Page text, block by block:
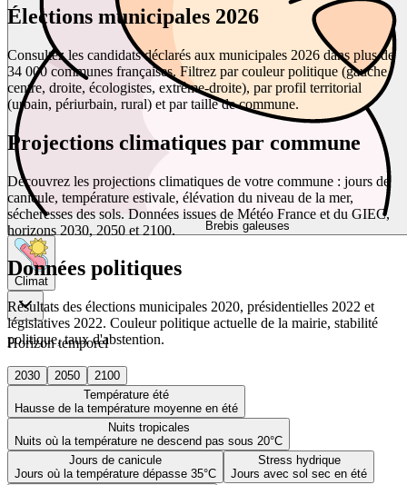
Brebis galeuses
Climat
Horizon temporel
2030 2050
2100
Température été
Hausse de la température moyenne en été
Nuits tropicales
Nuits où la température ne descend pas sous 20°C
Jours de canicule
Jours où la température dépasse 35°C
Stress hydrique
Jours avec sol sec en été
Élections municipales 2026
Consultez les candidats déclarés aux municipales 2026 dans plus de
34 000 communes françaises. Filtrez par couleur politique (gauche,
centre, droite, écologistes, extrême-droite), par profil territorial
(urbain, périurbain, rural) et par taille de commune.
Projections climatiques par commune
Découvrez les projections climatiques de votre commune : jours de
canicule, température estivale, élévation du niveau de la mer,
sécheresses des sols. Données issues de Météo France et du GIEC,
horizons 2030, 2050 et 2100.
Données politiques
Résultats des élections municipales 2020, présidentielles 2022 et
législatives 2022. Couleur politique actuelle de la mairie, stabilité
politique, taux d'abstention.